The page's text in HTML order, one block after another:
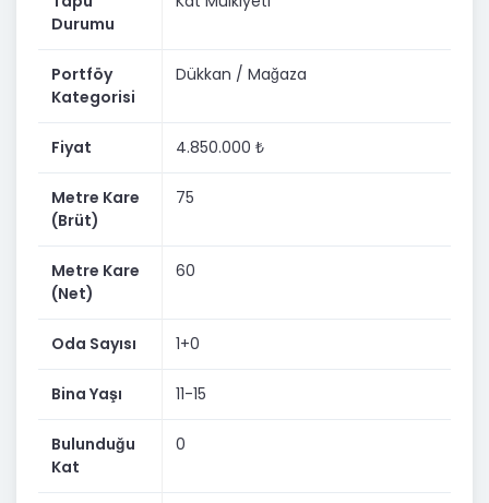
Durumu
Portföy
Kategorisi
Dükkan / Mağaza
Fiyat 4.850.000 ₺
Metre Kare
(Brüt)
75
Metre Kare
(Net)
60
Oda Sayısı 1+0
Bina Yaşı 11-15
Bulunduğu
Kat
0